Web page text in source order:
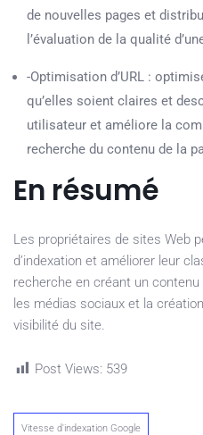
de nouvelles pages et
l’évaluation de la qualité
-Optimisation d’URL :
qu’elles soient claires et
utilisateur et améliore la
recherche du contenu de la
En résumé
Les propriétaires de sites Web
d’indexation et améliorer leur
recherche en créant un
les médias sociaux et la
visibilité du site.
Post Views: 539
Vitesse d'indexation Google